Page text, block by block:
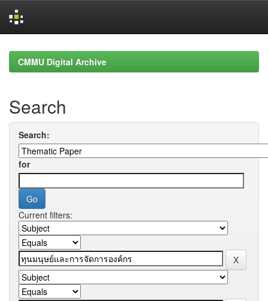
navigationCMMU Digital Archive
Search
Search:
for
Current filters: